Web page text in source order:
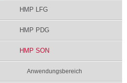
HMP LFG
HMP PDG
HMP SON
Anwendungsbereich